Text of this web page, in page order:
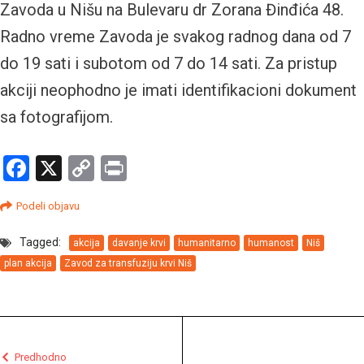
Zavoda u Nišu na Bulevaru dr Zorana Đinđića 48.
Radno vreme Zavoda je svakog radnog dana od 7
do 19 sati i subotom od 7 do 14 sati. Za pristup
akciji neophodno je imati identifikacioni dokument
sa fotografijom.
Facebook
X
Copy
Podeli objavu
Tagged: akcija davanje krvi humanitarno humanost
Niš
plan akcija
Zavod za transfuziju krvi Niš
Predhodno